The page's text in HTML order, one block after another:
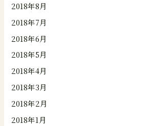
2018年8月
2018年7月
2018年6月
2018年5月
2018年4月
2018年3月
2018年2月
2018年1月